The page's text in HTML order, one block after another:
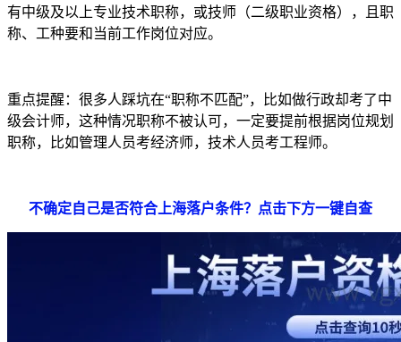
有中级及以上专业技术职称，或技师（二级职业资格），且职
称、工种要和当前工作岗位对应。
重点提醒：很多人踩坑在“职称不匹配”，比如做行政却考了中
级会计师，这种情况职称不被认可，一定要提前根据岗位规划
职称，比如管理人员考经济师，技术人员考工程师。
不确定自己是否符合上海落户条件？点击下方一键自查